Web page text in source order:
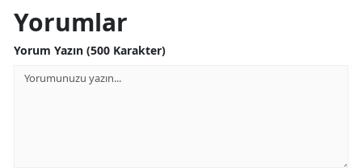
Yorumlar
Yorum Yazın (500 Karakter)